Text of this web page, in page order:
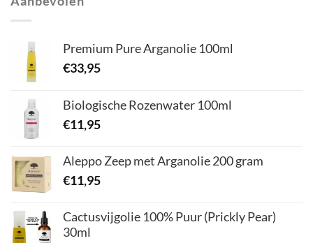
Premium Pure Arganolie 100ml
€33,95
Biologische Rozenwater 100ml
€11,95
Aleppo Zeep met Arganolie 200 gram
€11,95
Cactusvijgolie 100% Puur (Prickly Pear)
30ml